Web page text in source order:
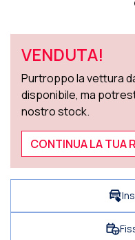
VENDUTA!
Purtroppo la vettura
disponibile, ma
nostro stock.
CONTINUA LA TUA